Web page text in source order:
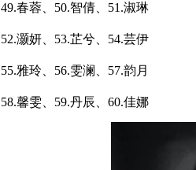
49.春蓉、50.智倩、51.淑琳
52.灏妍、53.芷兮、54.芸伊
55.雅玲、56.雯澜、57.韵月
58.馨雯、59.丹辰、60.佳娜